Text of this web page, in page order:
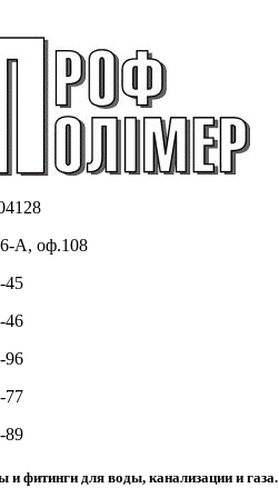
А, оф.108
45
46
96
77
89
и фитинги для воды, канализации и газа.